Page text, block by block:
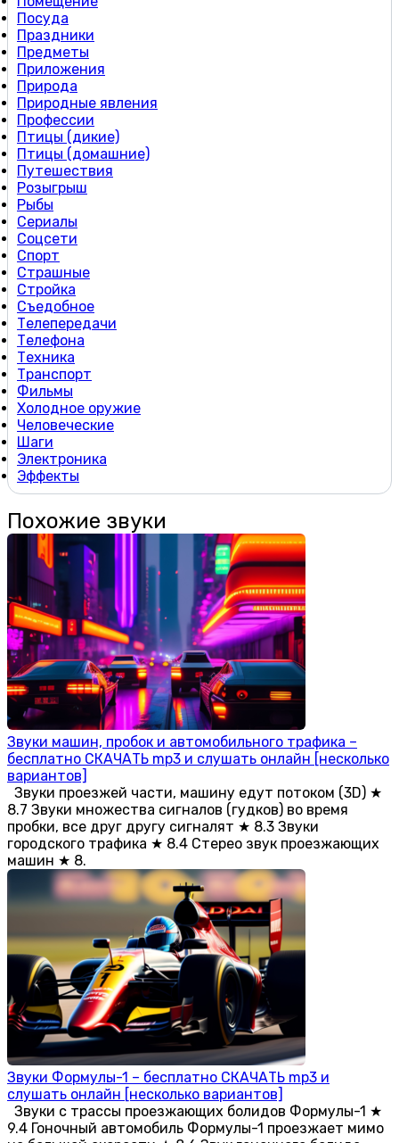
Посуда
Праздники
Предметы
Приложения
Природа
Природные явления
Профессии
Птицы (дикие)
Птицы (домашние)
Путешествия
Розыгрыш
Рыбы
Сериалы
Соцсети
Спорт
Страшные
Стройка
Съедобное
Телепередачи
Телефона
Техника
Транспорт
Фильмы
Холодное оружие
Человеческие
Шаги
Электроника
Эффекты
Похожие звуки
Звуки машин, пробок и автомобильного трафика –
бесплатно СКАЧАТЬ mp3 и слушать онлайн [несколько
вариантов]
Звуки проезжей части, машину едут потоком (3D) ★
8.7 Звуки множества сигналов (гудков) во время
пробки, все друг другу сигналят ★ 8.3 Звуки
городского трафика ★ 8.4 Стерео звук проезжающих
машин ★ 8.
Звуки Формулы-1 – бесплатно СКАЧАТЬ mp3 и
слушать онлайн [несколько вариантов]
Звуки с трассы проезжающих болидов Формулы-1 ★
9.4 Гоночный автомобиль Формулы-1 проезжает мимо